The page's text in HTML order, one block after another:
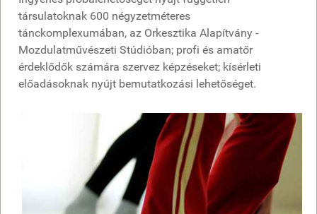
társulatoknak 600 négyzetméteres
tánckomplexumában, az Orkesztika Alapítvány -
Mozdulatművészeti Stúdióban; profi és amatőr
érdeklődők számára szervez képzéseket; kísérleti
előadásoknak nyújt bemutatkozási lehetőséget.